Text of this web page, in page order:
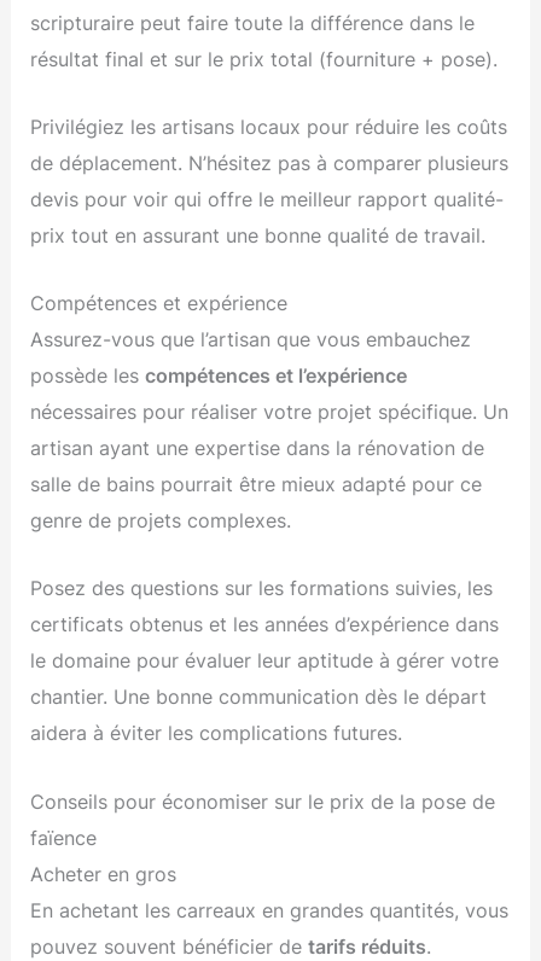
scripturaire peut faire toute la différence dans le
résultat final et sur le prix total (fourniture + pose).
Privilégiez les artisans locaux pour réduire les coûts
de déplacement. N’hésitez pas à comparer plusieurs
devis pour voir qui offre le meilleur rapport qualité-
prix tout en assurant une bonne qualité de travail.
Compétences et expérience
Assurez-vous que l’artisan que vous embauchez
possède lescompétences et l’expérience
nécessaires pour réaliser votre projet spécifique. Un
artisan ayant une expertise dans la rénovation de
salle de bains pourrait être mieux adapté pour ce
genre de projets complexes.
Posez des questions sur les formations suivies, les
certificats obtenus et les années d’expérience dans
le domaine pour évaluer leur aptitude à gérer votre
chantier. Une bonne communication dès le départ
aidera à éviter les complications futures.
Conseils pour économiser sur le prix de la pose de
faïence
Acheter en gros
En achetant les carreaux en grandes quantités, vous
pouvez souvent bénéficier detarifs réduits.